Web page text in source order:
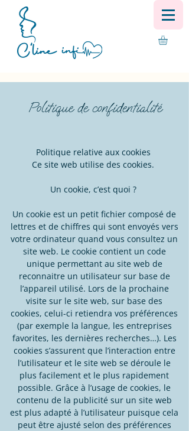
Politique de confidentialité
Politique relative aux cookies
Ce site web utilise des cookies.
Un cookie, c’est quoi ?
Un cookie est un petit fichier composé de
lettres et de chiffres qui sont envoyés vers
votre ordinateur quand vous consultez un
site web. Le cookie contient un code
unique permettant au site web de
reconnaitre un utilisateur sur base de
l’appareil utilisé. Lors de la prochaine
visite sur le site web, sur base des
cookies, celui-ci retiendra vos préférences
(par exemple la langue, les entreprises
favorites, les dernières recherches…). Les
cookies s’assurent que l’interaction entre
l’utilisateur et le site web se déroule le
plus facilement et le plus rapidement
possible. Grâce à l’usage de cookies, le
contenu de la publicité sur un site web
est plus adapté à l’utilisateur puisque cela
peut être ajusté selon des préférences